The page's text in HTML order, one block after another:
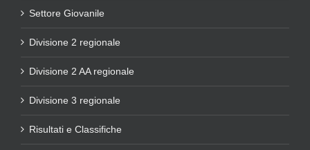
Settore Giovanile
Divisione 2 regionale
Divisione 2 AA regionale
Divisione 3 regionale
Risultati e Classifiche